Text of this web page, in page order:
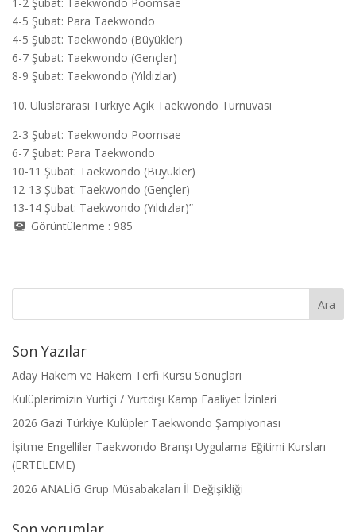
4-5 Şubat: Para Taekwondo
4-5 Şubat: Taekwondo (Büyükler)
6-7 Şubat: Taekwondo (Gençler)
8-9 Şubat: Taekwondo (Yıldızlar)
10. Uluslararası Türkiye Açık Taekwondo Turnuvası
2-3 Şubat: Taekwondo Poomsae
6-7 Şubat: Para Taekwondo
10-11 Şubat: Taekwondo (Büyükler)
12-13 Şubat: Taekwondo (Gençler)
13-14 Şubat: Taekwondo (Yıldızlar)”
Görüntülenme : 985
Son Yazılar
Aday Hakem ve Hakem Terfi Kursu Sonuçları
Kulüplerimizin Yurtiçi / Yurtdışı Kamp Faaliyet İzinleri
2026 Gazi Türkiye Kulüpler Taekwondo Şampiyonası
İşitme Engelliler Taekwondo Branşı Uygulama Eğitimi Kursları
(ERTELEME)
2026 ANALİG Grup Müsabakaları İl Değişikliği